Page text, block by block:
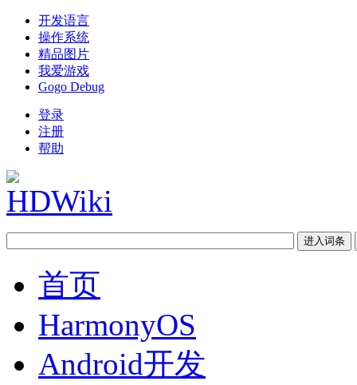
开发语言
操作系统
精品图片
我爱游戏
Gogo Debug
登录
注册
帮助
首页
HarmonyOS
Android开发